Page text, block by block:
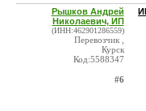
Рышков Андрей
Николаевич, ИП
(ИНН:462901286559)
Перевозчик ,
Курск
Код:5588347
#6